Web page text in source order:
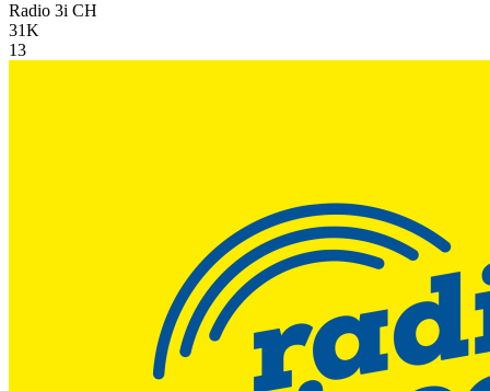
Radio 3i CH
31K
13